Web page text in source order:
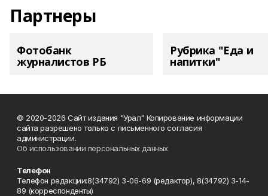
Партнеры
Фотобанк
журналистов РБ
Рубрика "Еда и
напитки"
© 2020-2026 Сайт издания "Урал" Копирование информации
сайта разрешено только с письменного согласия
администрации.
Об использовании персональных данных
Телефон
Телефон редакции:8(34792) 3-06-69 (редактор), 8(34792) 3-14-
89 (корреспонденты)